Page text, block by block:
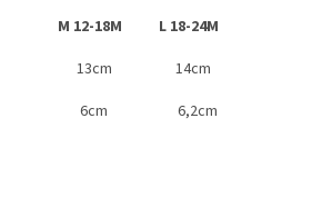
12-18M L 18-24M
13cm 14cm
6cm 6,2cm